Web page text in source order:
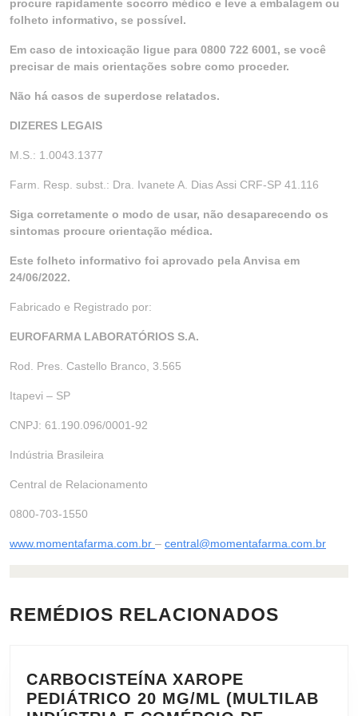
procure rapidamente socorro médico e leve a embalagem ou
folheto informativo, se possível.
Em caso de intoxicação ligue para 0800 722 6001, se você
precisar de mais orientações sobre como proceder.
Não há casos de superdose relatados.
DIZERES LEGAIS
M.S.: 1.0043.1377
Farm. Resp. subst.: Dra. Ivanete A. Dias Assi CRF-SP 41.116
Siga corretamente o modo de usar, não desaparecendo os
sintomas procure orientação médica.
Este folheto informativo foi aprovado pela Anvisa em
24/06/2022.
Fabricado e Registrado por:
EUROFARMA LABORATÓRIOS S.A.
Rod. Pres. Castello Branco, 3.565
Itapevi – SP
CNPJ: 61.190.096/0001-92
Indústria Brasileira
Central de Relacionamento
0800-703-1550
www.momentafarma.com.br – central@momentafarma.com.br
REMÉDIOS RELACIONADOS
CARBOCISTEÍNA XAROPE
PEDIÁTRICO 20 MG/ML (MULTILAB